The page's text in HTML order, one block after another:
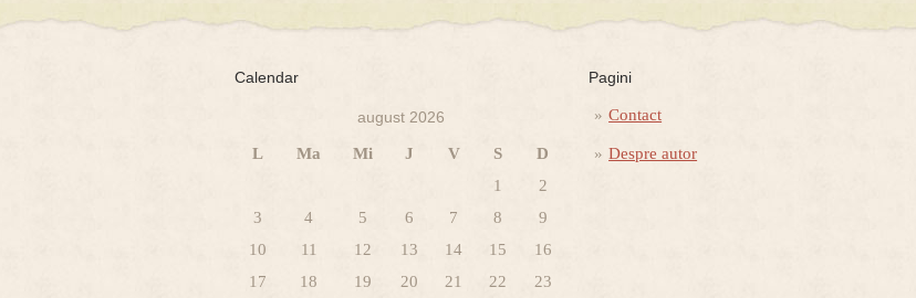
Calendar
august 2026
L Ma Mi J V S
D
1
2
3
4 5 6 7 8
9
10
11 12 13 14 15
16
17
18 19 20 21 22 23
Pagini
Contact
Despre autor